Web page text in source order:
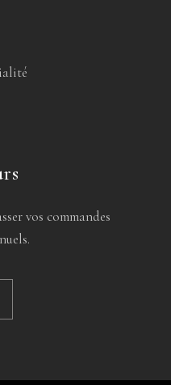
vos commandes